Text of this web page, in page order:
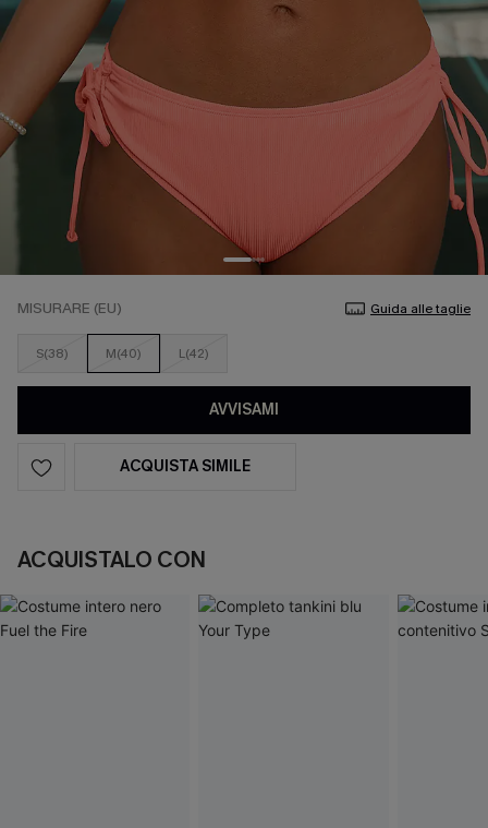
MISURARE (EU) Guida alle taglie
S(38) M(40) L(42)
AVVISAMI
ACQUISTA SIMILE
ACQUISTALO CON